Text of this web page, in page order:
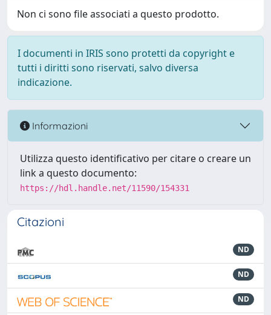
Non ci sono file associati a questo prodotto.
I documenti in IRIS sono protetti da copyright e
tutti i diritti sono riservati, salvo diversa
indicazione.
Informazioni
Utilizza questo identificativo per citare o creare un
link a questo documento:
https://hdl.handle.net/11590/154331
Citazioni
ND
ND
ND